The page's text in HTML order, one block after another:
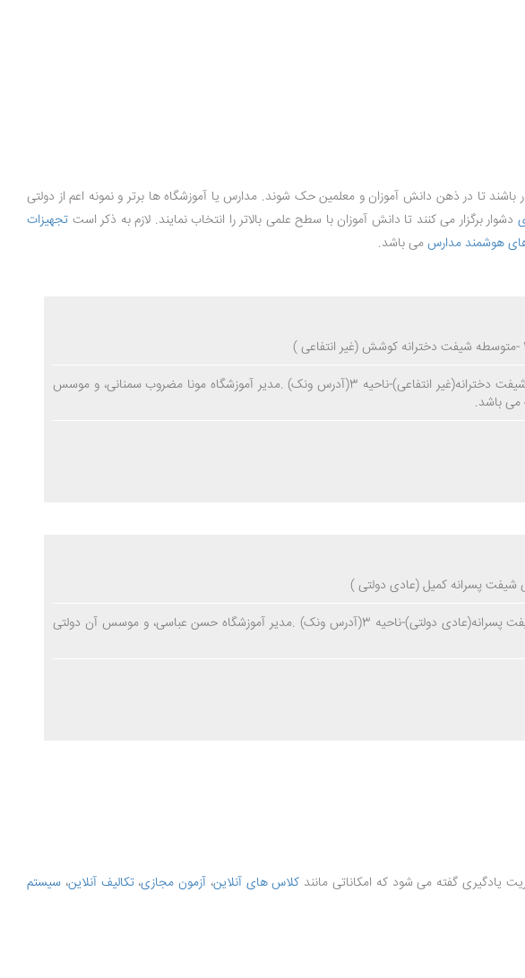
باشند تا در ذهن دانش آموزان و معلمین حک شوند. مدارس یا آموزشگاه ها برتر و نمونه اعم از دولتی
دشوار برگزار می کنند تا دانش آموزان با سطح علمی بالاتر را انتخاب نمایند. لازم به ذکر است تجهیزات
هوشمند مدارسمی باشد.
مدرسهکوشش شیفت دخترانه(غیر انتفاعی)-ناحیه 3(آدرس ونک) .مدیر آموزشگاه مونا مضروب سمنانی، و موسس
می باشد.
شیفت پسرانه کمیل (عادی دولتی )
مدرسهکمیل شیفت پسرانه(عادی دولتی)-ناحیه 3(آدرس ونک) .مدیر آموزشگاه حسن عباسی، و موسس آن دولتی
کلاس های آنلاین، آزمون مجازی،تکالیف آنلاین، سیستم